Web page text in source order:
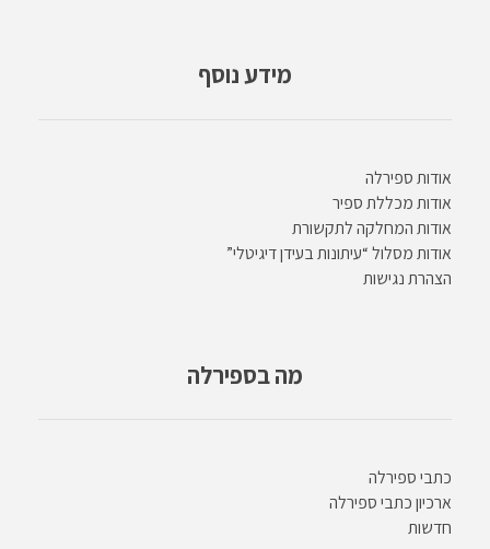
מידע נוסף
אודות ספירלה
אודות מכללת ספיר
אודות המחלקה לתקשורת
אודות מסלול “עיתונות בעידן דיגיטלי”
הצהרת נגישות
מה בספירלה
כתבי ספירלה
ארכיון כתבי ספירלה
חדשות